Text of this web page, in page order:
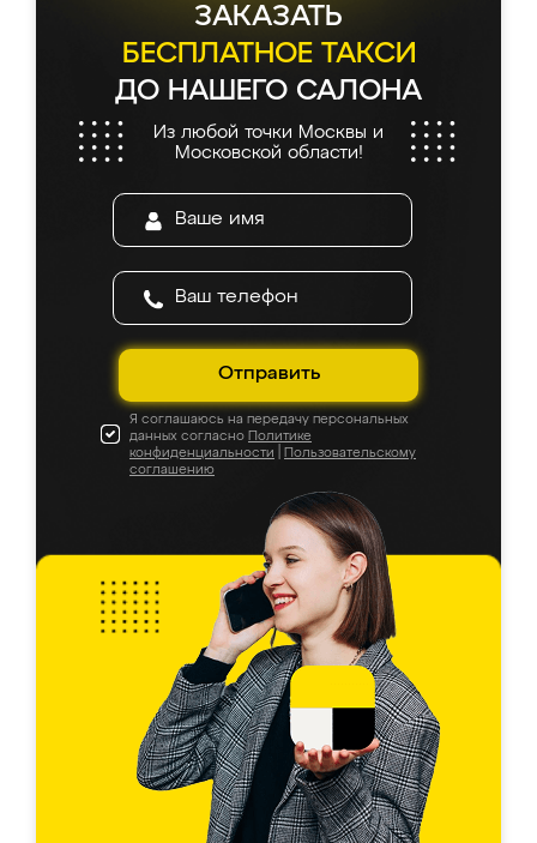
ЗАКАЗАТЬ
БЕСПЛАТНОЕ ТАКСИ
ДО НАШЕГО САЛОНА
Из любой точки Москвы и
Московской области!
Отправить
Я соглашаюсь на передачу персональных
данных согласно Политике
конфиденциальности
Пользовательскому
соглашению